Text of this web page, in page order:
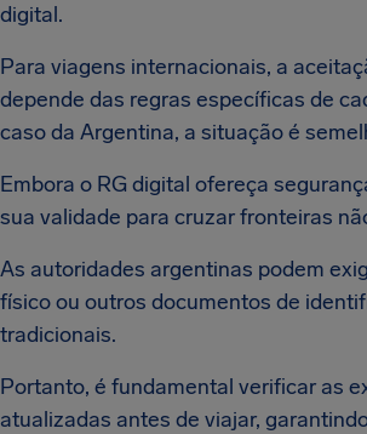
digital.
Para viagens internacionais, a
depende das regras específicas de
caso da Argentina, a situação é
Embora o RG digital ofereça
sua validade para cruzar fronteiras
As autoridades argentinas podem
físico ou outros documentos de
tradicionais.
Portanto, é fundamental verificar as
atualizadas antes de viajar,